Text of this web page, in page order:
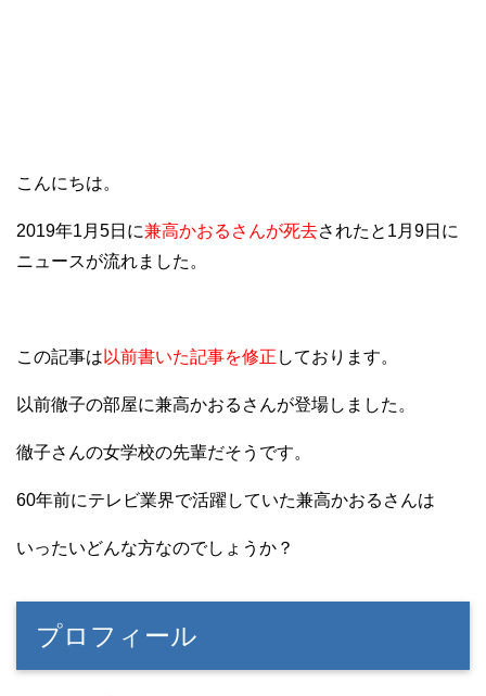
こんにちは。
2019年1月5日に兼高かおるさんが死去されたと1月9日に
ニュースが流れました。
この記事は 以前書いた記事を修正 しております。
以前徹子の部屋に兼高かおるさんが登場しました。
徹子さんの女学校の先輩だそうです。
60年前にテレビ業界で活躍していた兼高かおるさんは
いったいどんな方なのでしょうか？
プロフィール